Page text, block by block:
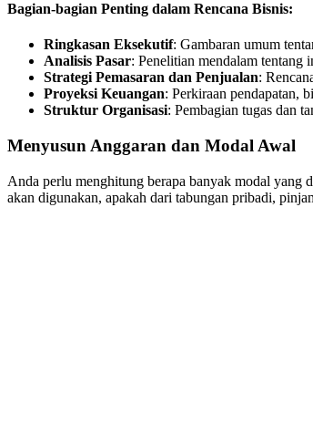
Bagian-bagian Penting dalam Rencana Bisnis:
Ringkasan Eksekutif: Gambaran umum
Analisis Pasar: Penelitian mendalam tentang
Strategi Pemasaran dan Penjualan:
Proyeksi Keuangan: Perkiraan pendapatan,
Struktur Organisasi: Pembagian tugas dan
Menyusun Anggaran dan Modal Awal
Anda perlu menghitung berapa banyak modal yang
akan digunakan, apakah dari tabungan pribadi,